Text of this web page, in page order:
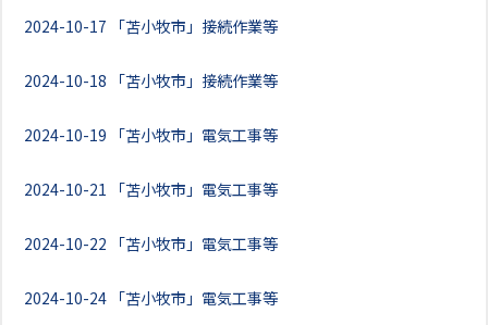
2024-10-17 「苫小牧市」接続作業等
2024-10-18 「苫小牧市」接続作業等
2024-10-19 「苫小牧市」電気工事等
2024-10-21 「苫小牧市」電気工事等
2024-10-22 「苫小牧市」電気工事等
2024-10-24 「苫小牧市」電気工事等